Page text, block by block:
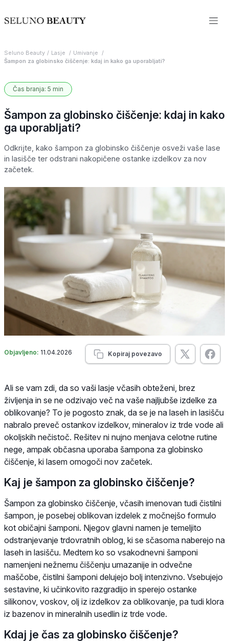
Seluno Beauty Lasje
Umivanje
Šampon za globinsko čiščenje: kdaj in kako ga uporabljati?
Čas branja: 5 min
Šampon za globinsko čiščenje: kdaj in kako
ga uporabljati?
Odkrijte, kako šampon za globinsko čiščenje osveži vaše lase
in lasišče ter odstrani nakopičene ostanke izdelkov za nov
začetek.
Objavljeno: 11.04.2026 Kopiraj povezavo
Ali se vam zdi, da so vaši lasje včasih obteženi, brez
življenja in se ne odzivajo več na vaše najljubše izdelke za
oblikovanje? To je pogosto znak, da se je na laseh in lasišču
nabralo preveč ostankov izdelkov, mineralov iz trde vode ali
okoljskih nečistoč. Rešitev ni nujno menjava celotne rutine
nege, ampak občasna uporaba šampona za globinsko
čiščenje, ki lasem omogoči nov začetek.
Kaj je šampon za globinsko čiščenje?
Šampon za globinsko čiščenje, včasih imenovan tudi čistilni
šampon, je posebej oblikovan izdelek z močnejšo formulo
kot običajni šamponi. Njegov glavni namen je temeljito
odstranjevanje trdovratnih oblog, ki se sčasoma naberejo na
laseh in lasišču. Medtem ko so vsakodnevni šamponi
namenjeni nežnemu čiščenju umazanije in odvečne
maščobe, čistilni šamponi delujejo bolj intenzivno. Vsebujejo
sestavine, ki učinkovito razgradijo in sperejo ostanke
silikonov, voskov, olj iz izdelkov za oblikovanje, pa tudi klora
iz bazenov in mineralnih usedlin iz trde vode.
Kdaj je čas za globinsko čiščenje?